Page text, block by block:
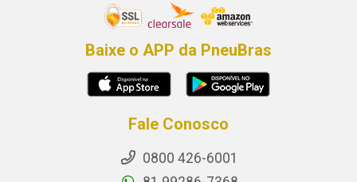
Baixe o APP da PneuBras
Fale Conosco
0800 426-6001